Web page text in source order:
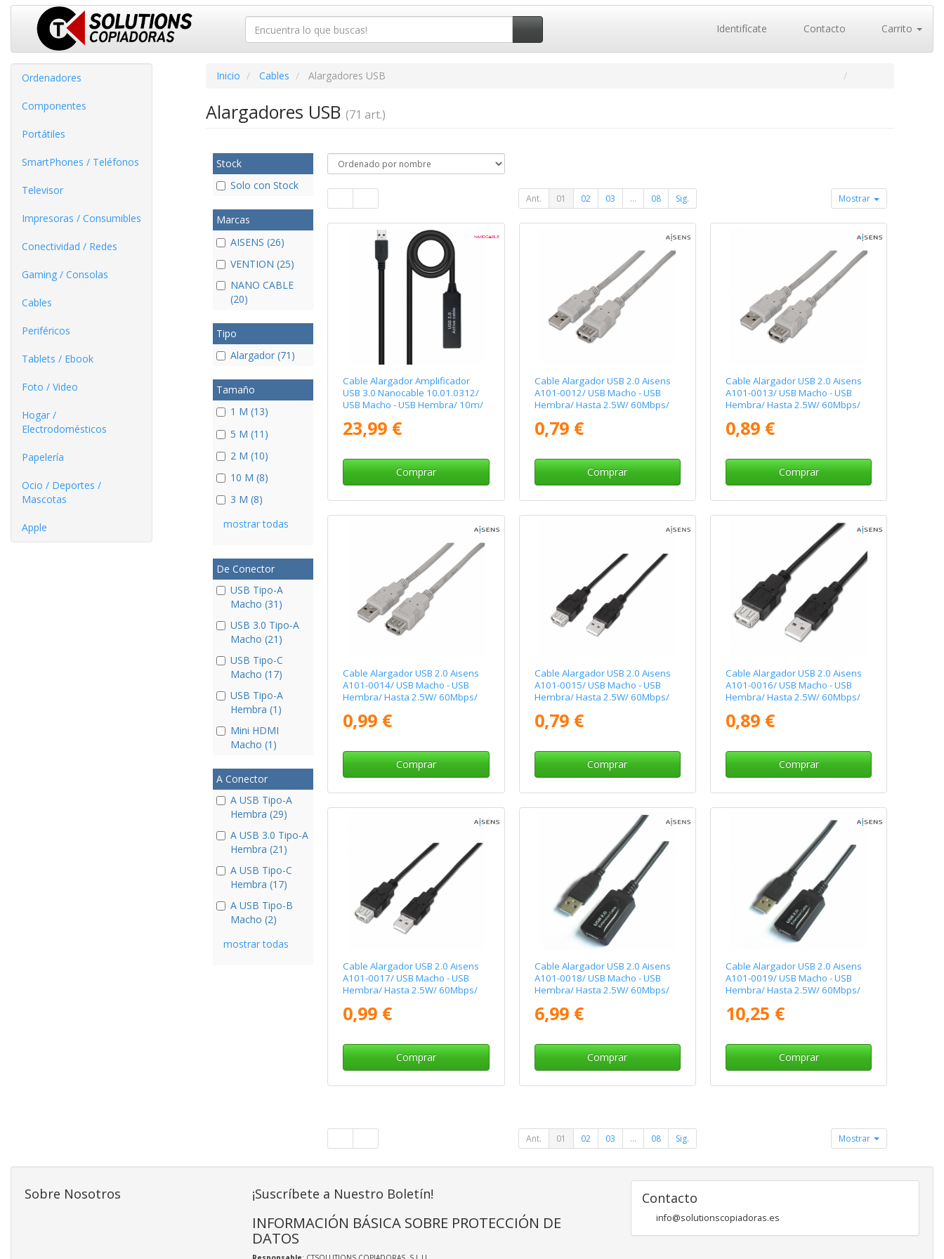
Identifícate Contacto Carrito
Ordenadores
Componentes
Portátiles
SmartPhones / Teléfonos
Televisor
Impresoras / Consumibles
Conectividad / Redes
Gaming / Consolas
Cables
Periféricos
Tablets / Ebook
Foto / Video
Hogar /
Electrodomésticos
Papelería
Ocio / Deportes /
Mascotas
Apple
Inicio Cables Alargadores USB
Alargadores USB (71 art.)
Stock
Solo con Stock
Marcas
AISENS (26)
VENTION (25)
NANO CABLE
(20)
Tipo
Alargador (71)
Tamaño
1 M (13)
5 M (11)
2 M (10)
10 M (8)
3 M (8)
mostrar todas
De Conector
USB Tipo-A
Macho (31)
USB 3.0 Tipo-A
Macho (21)
USB Tipo-C
Macho (17)
USB Tipo-A
Hembra (1)
Mini HDMI
Macho (1)
A Conector
A USB Tipo-A
Hembra (29)
A USB 3.0 Tipo-A
Hembra (21)
A USB Tipo-C
Hembra (17)
A USB Tipo-B
Macho (2)
mostrar todas
Ant. 01 02 03 ... 08 Sig. Mostrar
Cable Alargador Amplificador
USB 3.0 Nanocable 10.01.0312/
USB Macho - USB Hembra/ 10m/
23,99 €
Comprar
Cable Alargador USB 2.0 Aisens
A101-0012/ USB Macho - USB
Hembra/ Hasta 2.5W/ 60Mbps/
0,79 €
Comprar
Cable Alargador USB 2.0 Aisens
A101-0013/ USB Macho - USB
Hembra/ Hasta 2.5W/ 60Mbps/
0,89 €
Comprar
Cable Alargador USB 2.0 Aisens
A101-0014/ USB Macho - USB
Hembra/ Hasta 2.5W/ 60Mbps/
0,99 €
Comprar
Cable Alargador USB 2.0 Aisens
A101-0015/ USB Macho - USB
Hembra/ Hasta 2.5W/ 60Mbps/
0,79 €
Comprar
Cable Alargador USB 2.0 Aisens
A101-0016/ USB Macho - USB
Hembra/ Hasta 2.5W/ 60Mbps/
0,89 €
Comprar
Cable Alargador USB 2.0 Aisens
A101-0017/ USB Macho - USB
Hembra/ Hasta 2.5W/ 60Mbps/
0,99 €
Comprar
Cable Alargador USB 2.0 Aisens
A101-0018/ USB Macho - USB
Hembra/ Hasta 2.5W/ 60Mbps/
6,99 €
Comprar
Cable Alargador USB 2.0 Aisens
A101-0019/ USB Macho - USB
Hembra/ Hasta 2.5W/ 60Mbps/
10,25 €
Comprar
Ant. 01 02 03 ... 08 Sig. Mostrar
Sobre Nosotros ¡Suscríbete a Nuestro Boletín!
INFORMACIÓN BÁSICA SOBRE PROTECCIÓN DE
DATOS
Contacto
info@solutionscopiadoras.es